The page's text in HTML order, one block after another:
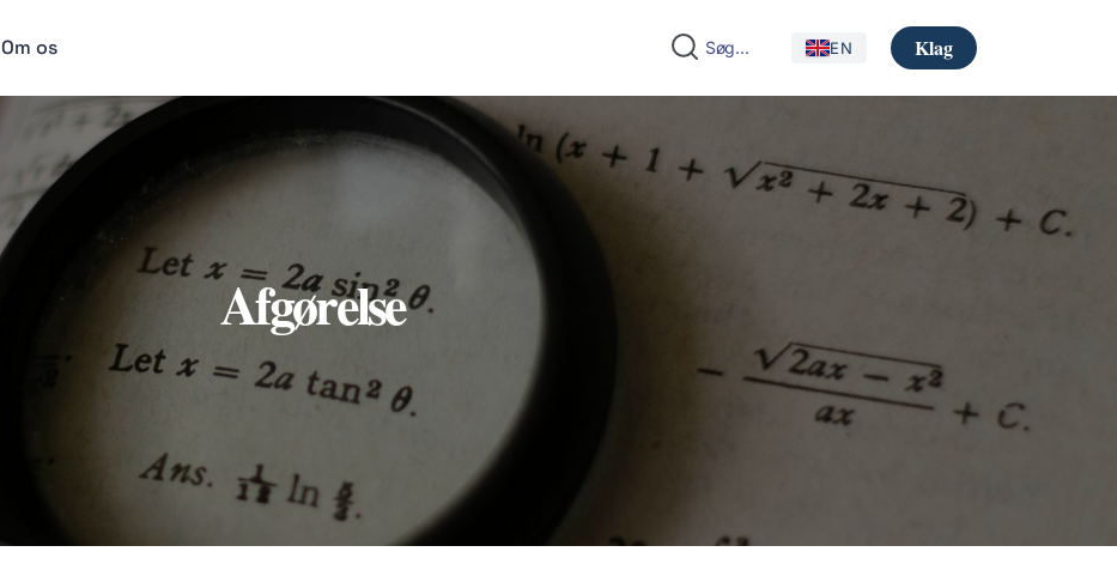
Om os EN Klag
Afgørelse